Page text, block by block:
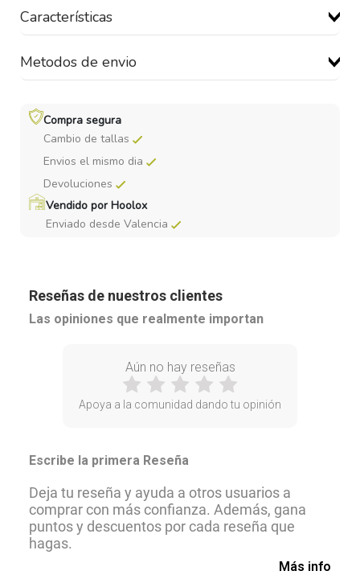
Características
Metodos de envio
Compra segura
Cambio de tallas
Envios el mismo dia
Devoluciones
Vendido por Hoolox
Enviado desde Valencia
Reseñas de nuestros clientes
Las opiniones que realmente importan
Aún no hay reseñas
Apoya a la comunidad dando tu opinión
Escribe la primera Reseña
Deja tu reseña y ayuda a otros usuarios a
comprar con más confianza. Además, gana
puntos y descuentos por cada reseña que
hagas.
Más info